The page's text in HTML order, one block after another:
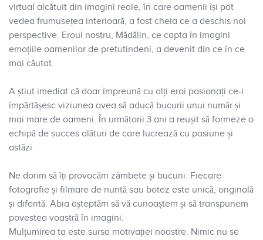
virtual alcătuit din imagini reale, în care oamenii își pot
vedea frumusețea interioară, a fost cheia ce a deschis noi
perspective. Eroul nostru, Mădălin, ce capta în imagini
emoțiile oamenilor de pretutindeni, a devenit din ce în ce
mai căutat.
A știut imediat că doar împreună cu alți eroi pasionați ce-i
împărtășesc viziunea avea să aducă bucurii unui număr și
mai mare de oameni. În următorii 3 ani a reușit să formeze o
echipă de succes alături de care lucrează cu pasiune și
astăzi.
Ne dorim să îți provocăm zâmbete și bucurii. Fiecare
fotografie și filmare de nuntă sau botez este unică, originală
și diferită. Abia așteptăm să vă cunoaștem și să transpunem
povestea voastră în imagini.
Mulțumirea ta este sursa motivației noastre. Nimic nu se